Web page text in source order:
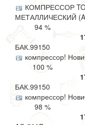
КОМПРЕССОР
МЕТАЛЛИЧЕСКИЙ
94 %
БАК.99150
компрессор!
100 %
БАК.99150
компрессор!
98 %